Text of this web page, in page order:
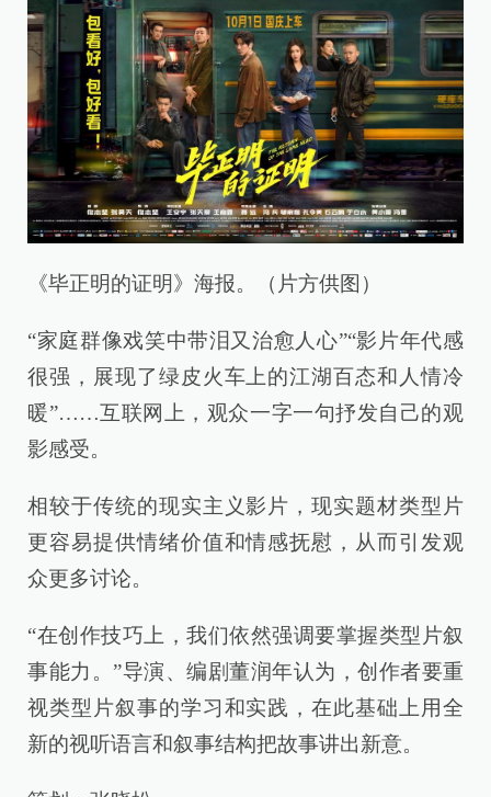
《毕正明的证明》海报。（片方供图）
“家庭群像戏笑中带泪又治愈人心”“影片年代感
很强，展现了绿皮火车上的江湖百态和人情冷
暖”……互联网上，观众一字一句抒发自己的观
影感受。
相较于传统的现实主义影片，现实题材类型片
更容易提供情绪价值和情感抚慰，从而引发观
众更多讨论。
“在创作技巧上，我们依然强调要掌握类型片叙
事能力。”导演、编剧董润年认为，创作者要重
视类型片叙事的学习和实践，在此基础上用全
新的视听语言和叙事结构把故事讲出新意。